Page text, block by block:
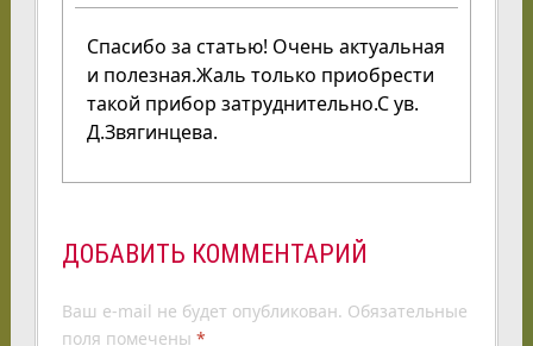
Спасибо за статью! Очень актуальная
и полезная.Жаль только приобрести
такой прибор затруднительно.С ув.
Д.Звягинцева.
ДОБАВИТЬ КОММЕНТАРИЙ
Ваш e-mail не будет опубликован. Обязательные
поля помечены *